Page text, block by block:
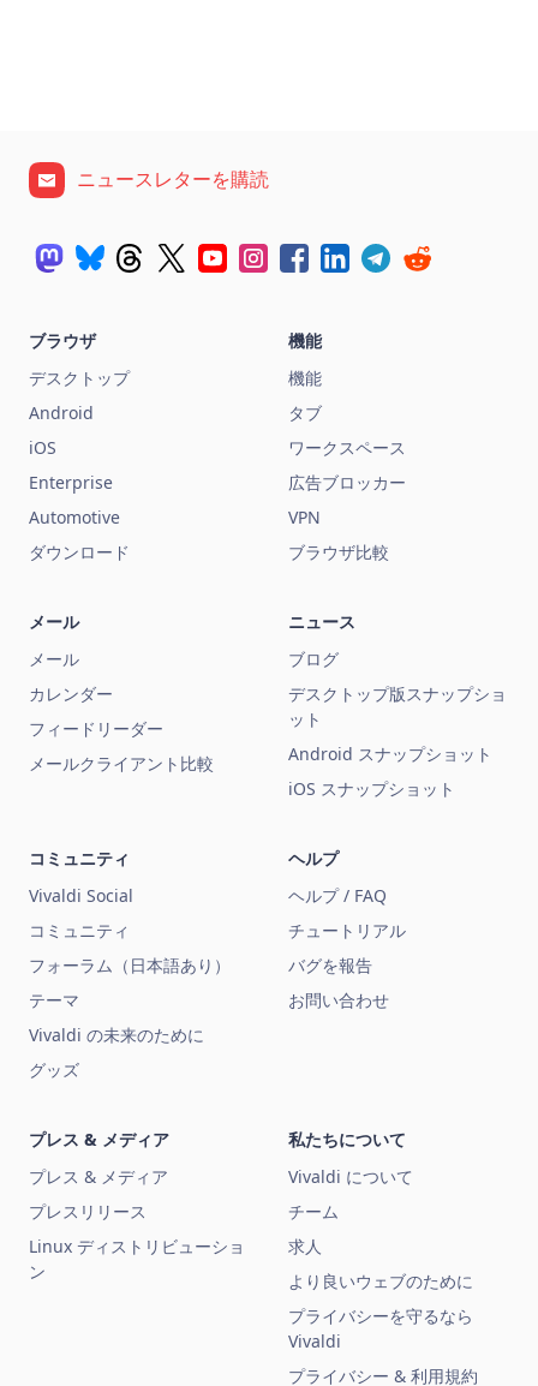
ニュースレターを購読
ブラウザ
デスクトップ
Android
iOS
Enterprise
Automotive
ダウンロード
機能
機能
タブ
ワークスペース
広告ブロッカー
VPN
ブラウザ比較
メール
メール
カレンダー
フィードリーダー
メールクライアント比較
ニュース
ブログ
デスクトップ版スナップショ
ット
Android スナップショット
iOS スナップショット
コミュニティ
Vivaldi Social
コミュニティ
フォーラム（日本語あり）
テーマ
Vivaldi の未来のために
グッズ
ヘルプ
ヘルプ / FAQ
チュートリアル
バグを報告
お問い合わせ
プレス & メディア
プレス & メディア
プレスリリース
Linux ディストリビューショ
ン
私たちについて
Vivaldi について
チーム
求人
より良いウェブのために
プライバシーを守るなら
Vivaldi
プライバシー & 利用規約